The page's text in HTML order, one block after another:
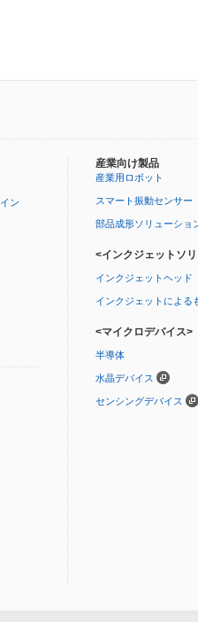
ン
産業向け製品
産業用ロボット
スマート振動センサー
部品成形ソリューショ
<インクジェットソ
インクジェットヘッド
インクジェットによる
<マイクロデバイス>
半導体
水晶デバイス
センシングデバイス